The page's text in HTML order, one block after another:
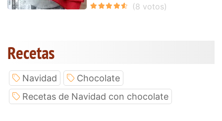
Recetas
Navidad
Chocolate
Recetas de Navidad con chocolate